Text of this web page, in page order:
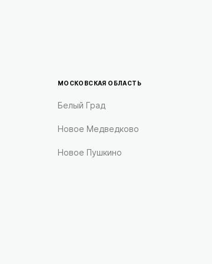
МОСКОВСКАЯ ОБЛАСТЬ
Белый Град
Новое Медведково
Новое Пушкино